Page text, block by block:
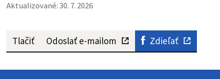
Aktualizované: 30. 7. 2026
Tlačiť Odoslať e-mailom Zdieľať